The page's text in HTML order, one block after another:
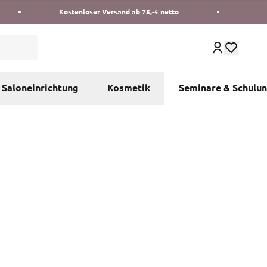
Kostenloser Versand ab 75,-€ netto
Saloneinrichtung Kosmetik Seminare &